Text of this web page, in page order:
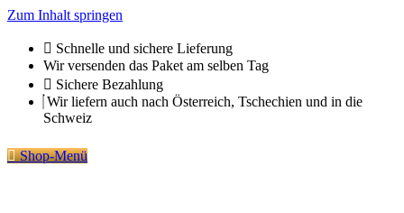
Zum Inhalt springen
Schnelle und sichere Lieferung
Wir versenden das Paket am selben Tag
Sichere Bezahlung
Wir liefern auch nach Österreich, Tschechien und in die
Schweiz
Shop-Menü